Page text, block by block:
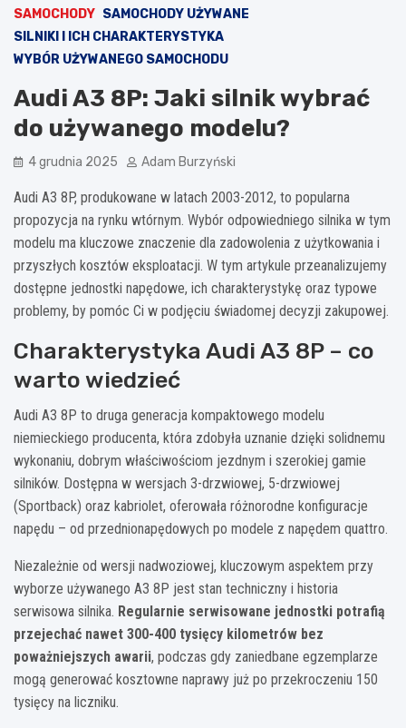
SAMOCHODY SAMOCHODY UŻYWANE
SILNIKI I ICH CHARAKTERYSTYKA
WYBÓR UŻYWANEGO SAMOCHODU
Audi A3 8P: Jaki silnik wybrać
do używanego modelu?
4 grudnia 2025 Adam Burzyński
Audi A3 8P, produkowane w latach 2003-2012, to popularna
propozycja na rynku wtórnym. Wybór odpowiedniego silnika w tym
modelu ma kluczowe znaczenie dla zadowolenia z użytkowania i
przyszłych kosztów eksploatacji. W tym artykule przeanalizujemy
dostępne jednostki napędowe, ich charakterystykę oraz typowe
problemy, by pomóc Ci w podjęciu świadomej decyzji zakupowej.
Charakterystyka Audi A3 8P – co
warto wiedzieć
Audi A3 8P to druga generacja kompaktowego modelu
niemieckiego producenta, która zdobyła uznanie dzięki solidnemu
wykonaniu, dobrym właściwościom jezdnym i szerokiej gamie
silników. Dostępna w wersjach 3-drzwiowej, 5-drzwiowej
(Sportback) oraz kabriolet, oferowała różnorodne konfiguracje
napędu – od przednionapędowych po modele z napędem quattro.
Niezależnie od wersji nadwoziowej, kluczowym aspektem przy
wyborze używanego A3 8P jest stan techniczny i historia
serwisowa silnika. Regularnie serwisowane jednostki potrafią
przejechać nawet 300-400 tysięcy kilometrów bez
poważniejszych awarii, podczas gdy zaniedbane egzemplarze
mogą generować kosztowne naprawy już po przekroczeniu 150
tysięcy na liczniku.